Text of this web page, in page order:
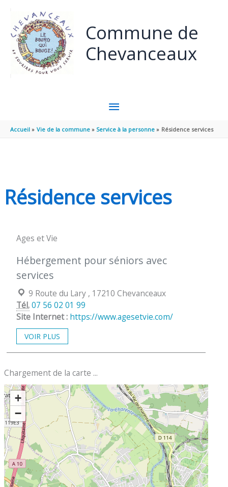
Commune de
Chevanceaux
MENU
PRINCIPAL
Accueil Vie de la commune Service à la personne Résidence services
Résidence services
Ages et Vie
Hébergement pour séniors avec
services
Localisation :
9 Route du Lary , 17210 Chevanceaux
Tél.07 56 02 01 99
Site Internet : https://www.agesetvie.com/
VOIR PLUS
Chargement de la carte ...
+
−